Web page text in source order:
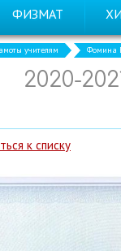
ФИЗМАТ
учителям Фомина
2020-
к списку